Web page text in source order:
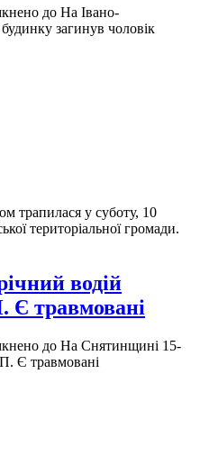
до На Івано-
загинув чоловік
трапилася у суботу, 10
територіальної громади.
водій
травмовані
до На Снятинщині 15-
Є травмовані